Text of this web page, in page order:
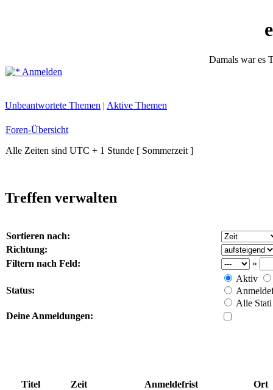
Damals war es
Anmelden
Unbeantwortete Themen | Aktive Themen
Foren-Übersicht
Alle Zeiten sind UTC + 1 Stunde [ Sommerzeit ]
Treffen verwalten
Sortieren nach:
Richtung:
Filtern nach Feld:
»
Status:
Aktiv
Alle Stati
Deine Anmeldungen:
Titel Zeit Anmeldefrist
Ort